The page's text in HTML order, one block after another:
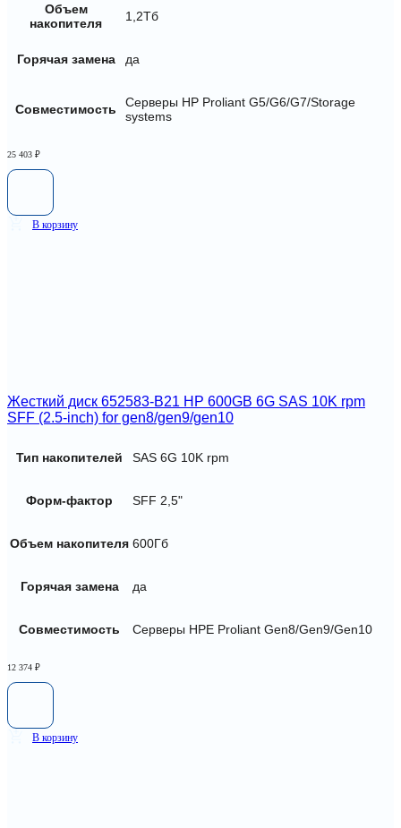
Объем
накопителя
1,2Тб
Горячая замена да
Совместимость
Серверы HP Proliant G5/G6/G7/Storage
systems
25 403 ₽
В корзину
Жесткий диск 652583-B21 HP 600GB 6G SAS 10K rpm
SFF (2.5-inch) for gen8/gen9/gen10
Тип накопителей SAS 6G 10K rpm
Форм-фактор SFF 2,5"
Объем накопителя 600Гб
Горячая замена да
Совместимость Серверы HPE Proliant Gen8/Gen9/Gen10
12 374 ₽
В корзину